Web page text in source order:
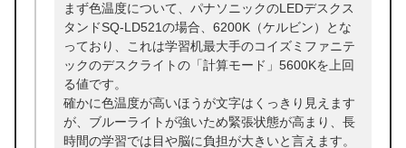
まず色温度について、パナソニックのLEDデスクス
タンドSQ-LD521の場合、6200K（ケルビン）とな
っており、これは学習机最大手のコイズミファニテ
ックのデスクライトの「計算モード」5600Kを上回
る値です。
確かに色温度が高いほうが文字はくっきり見えます
が、ブルーライトが強いため緊張状態が高まり、長
時間の学習では目や脳に負担が大きいと言えます。